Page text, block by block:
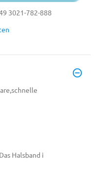
3021-782-888
Halsband i